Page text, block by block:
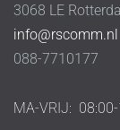
3068 LE
info@rscomm.nl
088-7710177
MA-VRIJ: